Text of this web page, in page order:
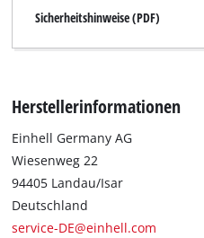
This content
Sicherheitshinweise (PDF)
Herstellerinformationen
Einhell Germany AG
Wiesenweg 22
94405 Landau/Isar
Deutschland
service-DE@einhell.com